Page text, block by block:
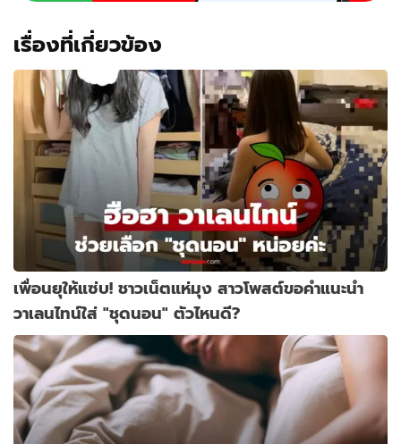
เรื่องที่เกี่ยวข้อง
เพื่อนยุให้แซ่บ! ชาวเน็ตแห่มุง สาวโพสต์ขอคำแนะนำ
วาเลนไทน์ใส่ "ชุดนอน" ตัวไหนดี?